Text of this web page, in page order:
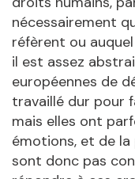
nécessairement
réfèrent ou
il est assez
européennes de
travaillé dur pour
mais elles ont
émotions, et de
sont donc pas